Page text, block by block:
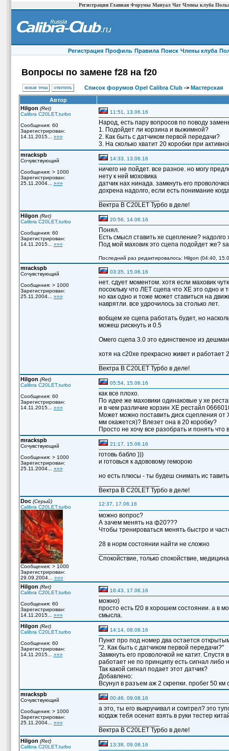
Регистрация Главная Форумы Мануал Чат Члены клуба
Регистрация Профиль Правила Поиск Члены клуба
Вопросы по замене f28 на f20
новая тема ответить Список форумов Opel Calibra Club-> Мастерская
Автор
Hilgon (Ret)
Calibra C20LET,turbo
Сообщения: 60
Зарегистрирован:
14.11.2015... »»»
11:51, 13.06.16
Народ, есть пару вопросов по поводу
1. Подойдет ли корзина и выжимной?
2. Как быть с датчиком первой передачи?
3. На сколько хватит 20 коробки при
mrackspb
Сочувствующий
Сообщения: > 1000
Зарегистрирован:
25.11.2004... »»»
14:33, 13.06.16
ничего не пойдет. все разное. но могу
нету к ней моховика
датчик нах нинада. замкнуть его
дохрена надолго, если есть понимание
Вектра B C20LET Турбо в деле!
Hilgon (Ret)
Calibra C20LET,turbo
Сообщения: 60
Зарегистрирован:
14.11.2015... »»»
20:56, 14.06.16
Понял.
Есть смысл ставить xe сцепление? надолго
Под мой маховик это сцепа подойдет же?
Последний раз редактировалось: Hilgon (04:40,
mrackspb
Сочувствующий
Сообщения: > 1000
Зарегистрирован:
25.11.2004... »»»
03:35, 15.06.16
нет. сдует моментом. хотя если маховик
посокльку что ЛЕТ сцепа что ХЕ это одно и
но как одно и тоже может ставиться на
наврятли. все удрочилось за столько лет.
вобщем хе сцепа работать будет, но
можеш рискнуть и 0.5
Омего сцепа 3.0 это единственое из
хотя на с20хе прекрасно живет и
Вектра B C20LET Турбо в деле!
Hilgon (Ret)
Calibra C20LET,turbo
Сообщения: 60
Зарегистрирован:
14.11.2015... »»»
05:54, 15.06.16
как все плохо.
По идее же маховики одинаковые у хе
и в чем различие корзин XE рестайл
Может можно поставить диск сцепления от
мм окажется)? Влезет она в 20 коробку?
Просто не хочу все разобрать и понять
mrackspb
Сочувствующий
Сообщения: > 1000
Зарегистрирован:
25.11.2004... »»»
21:17, 15.06.16
готовь бабло )))
и готовься к адововому геморою
но есть плюсы - ты будеш снимать ис
Вектра B C20LET Турбо в деле!
Doc (Серый)
Calibra C20LET,turbo
Сообщения: > 1000
Зарегистрирован:
29.09.2004... »»»
12:37, 17.06.16
можно вопрос?
А зачем менять на ф20???
Чтобы тренироваться менять быстро и
28 в норм состоянии найти не сложно
Спокойствие, только спокойствие,
Hilgon (Ret)
Calibra C20LET,turbo
Сообщения: 60
Зарегистрирован:
14.11.2015... »»»
16:43, 17.06.16
можно)
просто есть f20 в хорошем состоянии. а в
смысла.
Hilgon (Ret)
Calibra C20LET,turbo
Сообщения: 60
Зарегистрирован:
14.11.2015... »»»
14:14, 08.08.16
Пункт про под номер два остается
"2. Как быть с датчиком первой передачи?"
Замкнуть его проволочкой не катит.
работает не по принципу есть сигнал либо
Так какой сигнал подает этот датчик?
Добавлено:
Всунул в разъем аж 2 скрепки. пробег 50
mrackspb
Сочувствующий
Сообщения: > 1000
Зарегистрирован:
25.11.2004... »»»
00:46, 09.08.16
а это, ты его выкручивал и сомтрел? это
когдаж тебя осенит взять в руки тестер
Вектра B C20LET Турбо в деле!
Hilgon (Ret)
Calibra C20LET,turbo
13:38, 09.08.16